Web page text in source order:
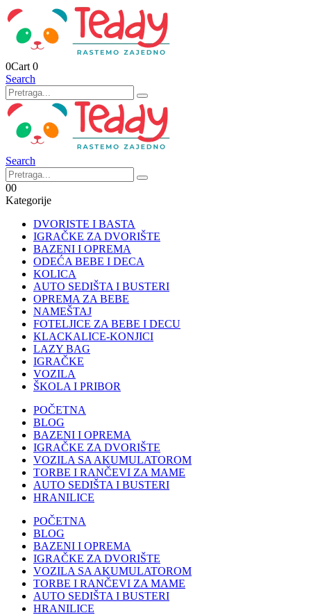
0Cart 0
Search
Search
00
Kategorije
DVORISTE I BASTA
IGRAČKE ZA DVORIŠTE
BAZENI I OPREMA
ODEĆA BEBE I DECA
KOLICA
AUTO SEDIŠTA I BUSTERI
OPREMA ZA BEBE
NAMEŠTAJ
FOTELJICE ZA BEBE I DECU
KLACKALICE-KONJICI
LAZY BAG
IGRAČKE
VOZILA
ŠKOLA I PRIBOR
POČETNA
BLOG
BAZENI I OPREMA
IGRAČKE ZA DVORIŠTE
VOZILA SA AKUMULATOROM
TORBE I RANČEVI ZA MAME
AUTO SEDIŠTA I BUSTERI
HRANILICE
POČETNA
BLOG
BAZENI I OPREMA
IGRAČKE ZA DVORIŠTE
VOZILA SA AKUMULATOROM
TORBE I RANČEVI ZA MAME
AUTO SEDIŠTA I BUSTERI
HRANILICE